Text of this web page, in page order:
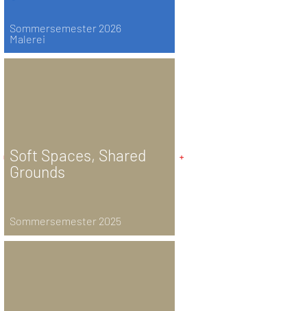
Sommersemester 2026
Malerei
Soft Spaces, Shared
Grounds
Sommersemester 2025